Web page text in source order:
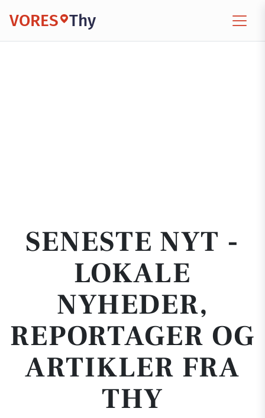
VORES Thy
SENESTE NYT -
LOKALE
NYHEDER,
REPORTAGER OG
ARTIKLER FRA
THY